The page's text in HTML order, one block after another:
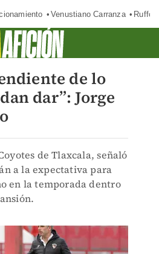
Venustiano Carranza Ruffo
de lo
dar”: Jorge
de Tlaxcala, señaló
a la expectativa para
en la temporada dentro